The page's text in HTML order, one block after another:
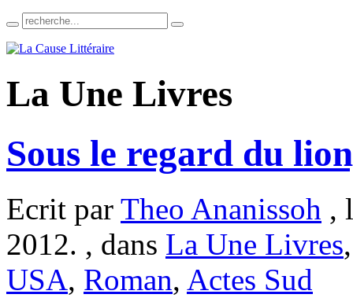
La Une Livres
Sous le regard du
Ecrit par Theo Ananissoh ,
2012. , dans La Une Livres
USA, Roman, Actes Sud